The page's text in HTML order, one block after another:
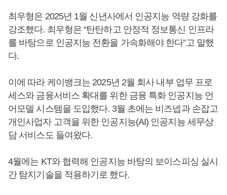
최우형은 2025년 1월 신년사에서 인공지능 역량 강화를
강조했다. 최우형은 “탄탄하고 안정적 정보통신 인프라
를 바탕으로 인공지능 전환을 가속화해야 한다”고 말했
다.
이에 따라 케이뱅크는 2025년 2월 회사 내부 업무 프로
세스와 금융서비스 확대를 위한 금융 특화 인공지능 언
어모델 시스템을 도입했다. 3월 초에는 비즈넵과 손잡고
개인사업자 고객을 위한 인공지능(AI) 인공지능 세무상
담 서비스도 들여왔다.
4월에는 KT와 협력해 인공지능 바탕의 보이스피싱 실시
간 탐지기술을 적용하기로 했다.